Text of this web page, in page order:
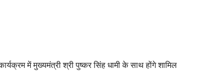
में मुख्यमंत्री श्री पुष्कर सिंह धामी के साथ होंगे शामिल